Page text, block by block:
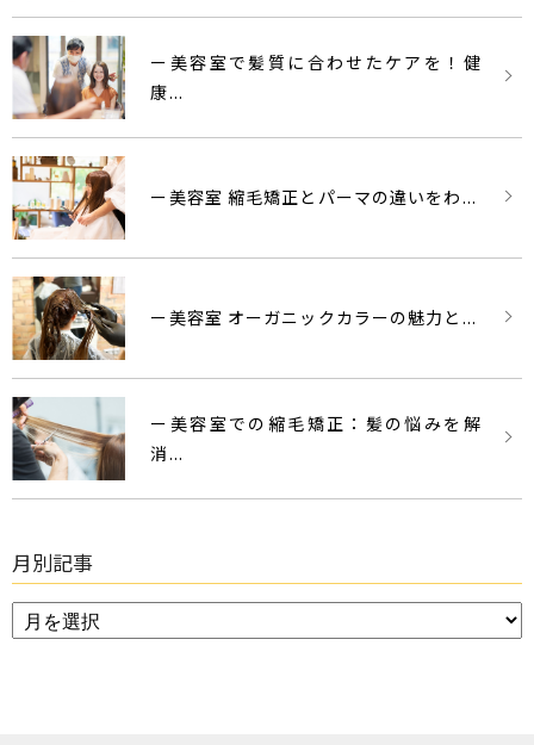
ー美容室で髪質に合わせたケアを！健
康...
ー美容室 縮毛矯正とパーマの違いをわ...
ー美容室 オーガニックカラーの魅力と...
ー美容室での縮毛矯正：髪の悩みを解
消...
月別記事